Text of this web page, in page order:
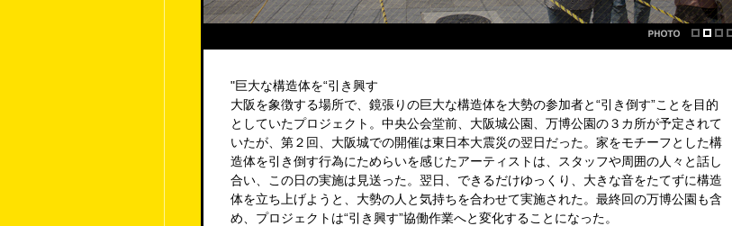
"巨大な構造体を“引き興す
大阪を象徴する場所で、鏡張りの巨大な構造体を大勢の参加者と“引き倒す”ことを目的
としていたプロジェクト。中央公会堂前、大阪城公園、万博公園の３カ所が予定されて
いたが、第２回、大阪城での開催は東日本大震災の翌日だった。家をモチーフとした構
造体を引き倒す行為にためらいを感じたアーティストは、スタッフや周囲の人々と話し
合い、この日の実施は見送った。翌日、できるだけゆっくり、大きな音をたてずに構造
体を立ち上げようと、大勢の人と気持ちを合わせて実施された。最終回の万博公園も含
め、プロジェクトは“引き興す”協働作業へと変化することになった。